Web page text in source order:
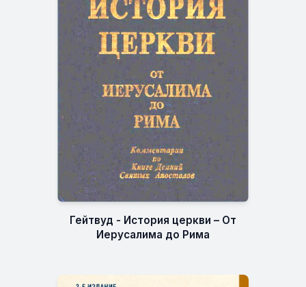
Гейтвуд - История церкви – От
Иерусалима до Рима